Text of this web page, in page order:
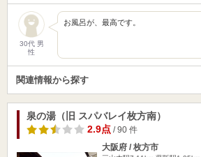
30代 男
性
お風呂が、最高です。
関連情報から探す
泉の湯（旧 スパバレイ枚方南）
2.9点/ 90 件
大阪府 / 枚方市